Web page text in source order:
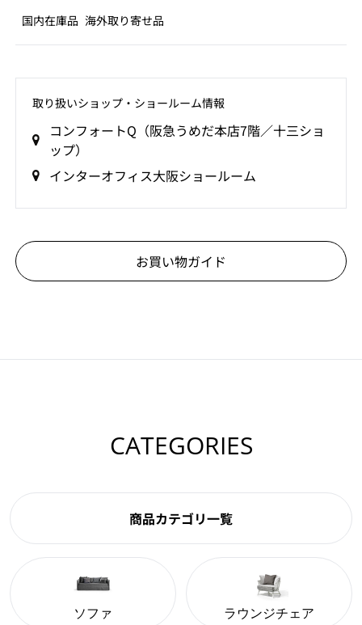
国内在庫品 海外取り寄せ品
取り扱いショップ‧ショールーム情報
コンフォートQ（阪急うめだ本店7階／十三ショ
ップ）
インターオフィス大阪ショールーム
お買い物ガイド
CATEGORIES
商品カテゴリ一覧
ソファ ラウンジチェア